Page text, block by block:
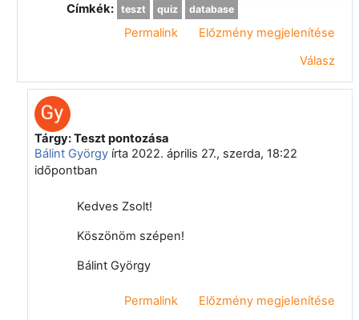
Címkék: teszt quiz database
Permalink
Előzmény megjelenítése
Válasz
Válasz erre: Nagy Gábor Zsolt
Tárgy: Teszt pontozása
Bálint Györgyírta 2022. április 27., szerda, 18:22
időpontban
Kedves Zsolt!
Köszönöm szépen!
Bálint György
Permalink
Előzmény megjelenítése